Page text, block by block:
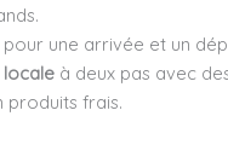
pour une arrivée et un
à deux pas avec
produits frais.